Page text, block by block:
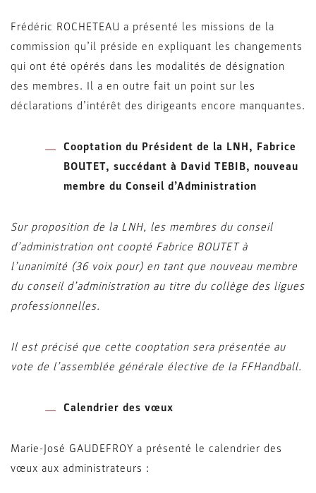
Frédéric ROCHETEAU a présenté les missions de la
commission qu’il préside en expliquant les changements
qui ont été opérés dans les modalités de désignation
des membres. Il a en outre fait un point sur les
déclarations d’intérêt des dirigeants encore manquantes.
Cooptation du Président de la LNH, Fabrice
BOUTET, succédant à David TEBIB, nouveau
membre du Conseil d’Administration
Sur proposition de la LNH, les membres du conseil
d’administration ont coopté Fabrice BOUTET à
l’unanimité (36 voix pour) en tant que nouveau membre
du conseil d’administration au titre du collège des ligues
professionnelles.
Il est précisé que cette cooptation sera présentée au
vote de l’assemblée générale élective de la FFHandball.
Calendrier des vœux
Marie-José GAUDEFROY a présenté le calendrier des
vœux aux administrateurs :